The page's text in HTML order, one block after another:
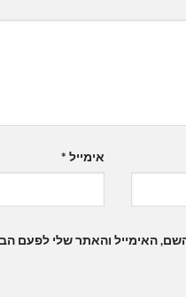
אימייל *
האימייל והאתר שלי לפעם